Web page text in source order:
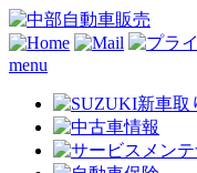
menu